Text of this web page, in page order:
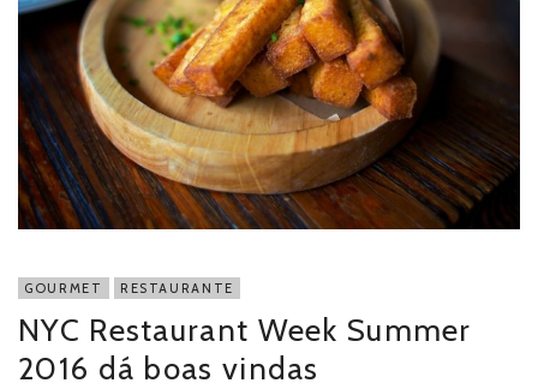
GOURMET RESTAURANTE
NYC Restaurant Week Summer
2016 dá boas vindas